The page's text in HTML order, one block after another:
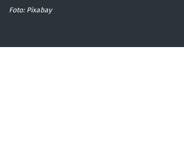
Foto: Pixabay